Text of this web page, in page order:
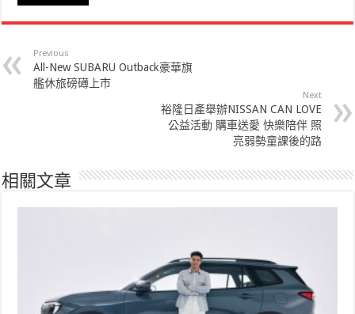
Previous
All-New SUBARU Outback豪華旗
艦休旅磅礡上市
Next
裕隆日產舉辦NISSAN CAN LOVE
公益活動 購車送愛 快樂陪伴 照
亮弱勢童課後的路
相關文章